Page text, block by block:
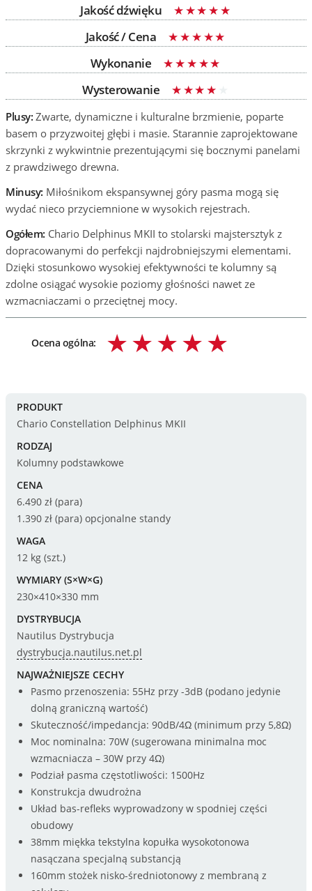
Jakość dźwięku
Jakość / Cena
Wykonanie
Wysterowanie
Plusy: Zwarte, dynamiczne i kulturalne brzmienie, poparte
basem o przyzwoitej głębi i masie. Starannie zaprojektowane
skrzynki z wykwintnie prezentującymi się bocznymi panelami
z prawdziwego drewna.
Minusy: Miłośnikom ekspansywnej góry pasma mogą się
wydać nieco przyciemnione w wysokich rejestrach.
Ogółem: Chario Delphinus MKII to stolarski majstersztyk z
dopracowanymi do perfekcji najdrobniejszymi elementami.
Dzięki stosunkowo wysokiej efektywności te kolumny są
zdolne osiągać wysokie poziomy głośności nawet ze
wzmacniaczami o przeciętnej mocy.
Ocena ogólna:
PRODUKT
Chario Constellation Delphinus MKII
RODZAJ
Kolumny podstawkowe
CENA
6.490 zł (para)
1.390 zł (para) opcjonalne standy
WAGA
12 kg (szt.)
WYMIARY (S×W×G)
230×410×330 mm
DYSTRYBUCJA
Nautilus Dystrybucja
dystrybucja.nautilus.net.pl
NAJWAŻNIEJSZE CECHY
Pasmo przenoszenia: 55Hz przy -3dB (podano jedynie
dolną graniczną wartość)
Skuteczność/impedancja: 90dB/4Ω (minimum przy 5,8Ω)
Moc nominalna: 70W (sugerowana minimalna moc
wzmacniacza – 30W przy 4Ω)
Podział pasma częstotliwości: 1500Hz
Konstrukcja dwudrożna
Układ bas-refleks wyprowadzony w spodniej części
obudowy
38mm miękka tekstylna kopułka wysokotonowa
nasączana specjalną substancją
160mm stożek nisko-średniotonowy z membraną z